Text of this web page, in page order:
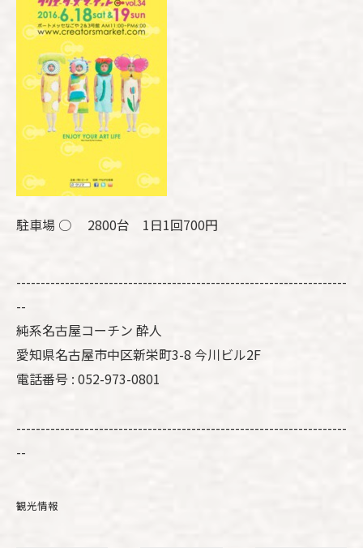
駐車場 ○ 2800台 1日1回700円
--------------------------------------------------------------------
--
純系名古屋コーチン 酔人
愛知県名古屋市中区新栄町3-8 今川ビル2F
電話番号 : 052-973-0801
--------------------------------------------------------------------
--
観光情報